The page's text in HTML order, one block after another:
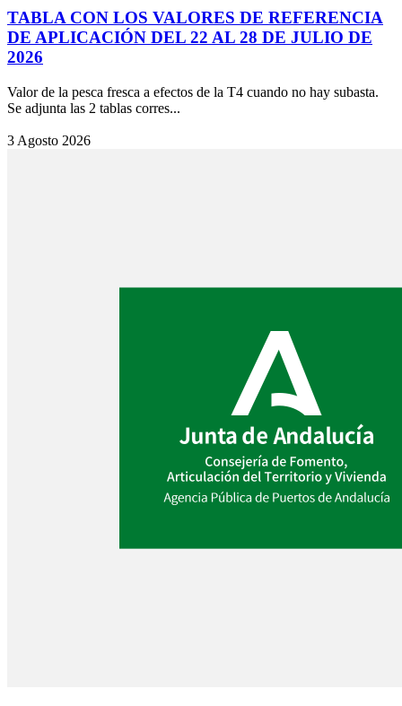
TABLA CON LOS VALORES DE REFERENCIA
DE APLICACIÓN DEL 22 AL 28 DE JULIO DE
2026
Valor de la pesca fresca a efectos de la T4 cuando no hay subasta.
Se adjunta las 2 tablas corres...
3 Agosto 2026